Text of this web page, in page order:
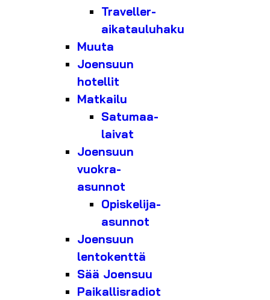
Traveller-
aikatauluhaku
Muuta
Joensuun
hotellit
Matkailu
Satumaa-
laivat
Joensuun
vuokra-
asunnot
Opiskelija-
asunnot
Joensuun
lentokenttä
Sää Joensuu
Paikallisradiot